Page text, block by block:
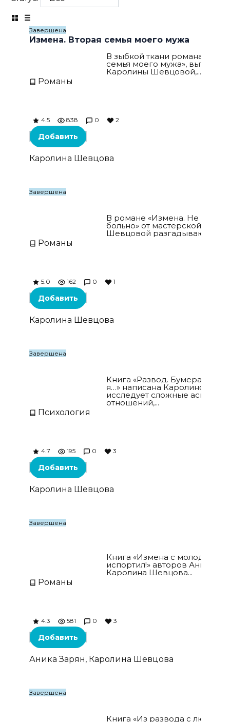
Завершена
Измена. Вторая семья моего мужа
В зыбкой ткани романа
семья моего мужа»,
Каролины Шевцовой,...
Романы
4.5 838 0 2
Добавить
Каролина Шевцова
Завершена
В романе «Измена. Не делай
больно» от мастерской пера
Шевцовой разгадываются...
Романы
5.0 162 0 1
Добавить
Каролина Шевцова
Завершена
Книга «Развод. Бумерангом
я…» написана Каролиной
исследует сложные аспекты
отношений,...
Психология
4.7 195 0 3
Добавить
Каролина Шевцова
Завершена
Книга «Измена с молодой. Ты
испортил!» авторов Аника
Каролина Шевцова...
Романы
4.3 581 0 3
Добавить
Аника Зарян, Каролина Шевцова
Завершена
Книга «Из развода с